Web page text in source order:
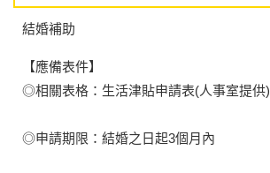
結婚補助
【應備表件】
◎相關表格：生活津貼申請表(人事室提供)
◎申請期限：結婚之日起3個月內